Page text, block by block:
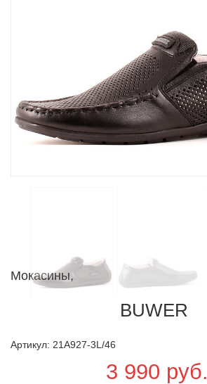
Мокасины,
BUWER
Артикул: 21A927-3L/46
3 990 руб.